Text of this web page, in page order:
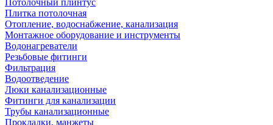
Потолочный плинтус
Плитка потолочная
Отопление, водоснабжение, канализация
Монтажное оборудование и инструменты
Водонагреватели
Резьбовые фитинги
Фильтрация
Водоотведение
Люки канализационные
Фитинги для канализации
Трубы канализационные
Прокладки, манжеты